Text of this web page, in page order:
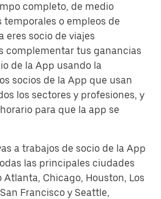
completo, de medio
o empleos de
eres socio de viajes
complementar tus ganancias
de la App usando la
socios de la App que usan
los sectores y profesiones, y
para que la app se
a trabajos de socio de la App
las principales ciudades
Atlanta, Chicago, Houston, Los
Francisco y Seattle,